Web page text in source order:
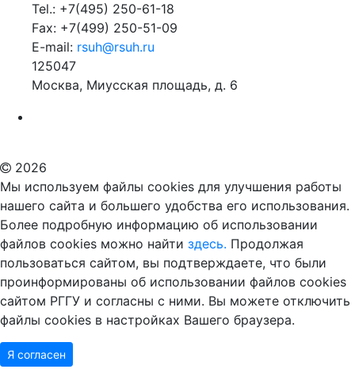
Tel.: +7(495) 250-61-18
Fax: +7(499) 250-51-09
E-mail: rsuh@rsuh.ru
125047
Москва, Миусская площадь, д. 6
2026
Мы используем файлы cookies для улучшения работы
нашего сайта и большего удобства его использования.
Более подробную информацию об использовании
файлов cookies можно найти здесь. Продолжая
пользоваться сайтом, вы подтверждаете, что были
проинформированы об использовании файлов cookies
сайтом РГГУ и согласны с ними. Вы можете отключить
файлы cookies в настройках Вашего браузера.
Я согласен